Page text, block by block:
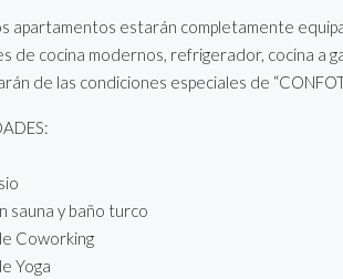
apartamentos estarán completamente
de cocina modernos, refrigerador, cocina a
de las condiciones especiales de
sauna y baño turco
Coworking
Yoga